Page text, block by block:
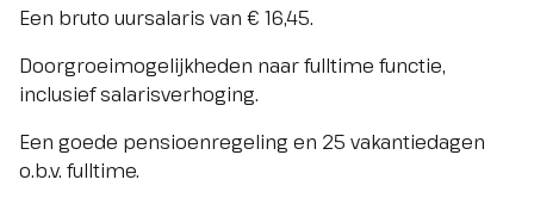
Een bruto uursalaris van € 16,45.
Doorgroeimogelijkheden naar fulltime functie,
inclusief salarisverhoging.
Een goede pensioenregeling en 25 vakantiedagen
o.b.v. fulltime.